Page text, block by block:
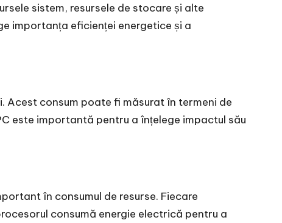
sistem, resursele de stocare și alte
importanța eficienței energetice și a
Acest consum poate fi măsurat în termeni de
este importantă pentru a înțelege impactul său
în consumul de resurse. Fiecare
consumă energie electrică pentru a